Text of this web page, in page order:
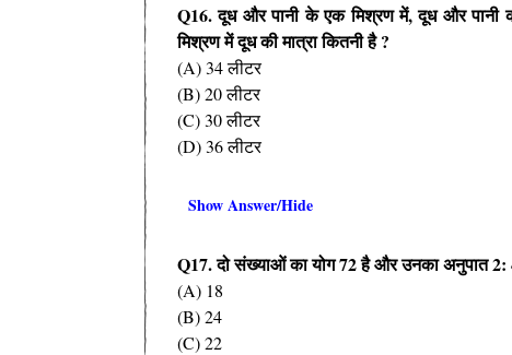
Q16.दूध और पानी के एक मिश्रण में,दूध और पानी
मिश्रण में दूध की मात्राकितनी है?
(A) 34 लीटर
(B) 20 लीटर
(C) 30 लीटर
(D) 36 लीटर
Show Answer/Hide
Q17.दो संख्याओं का योग72है और उनका अनुपात2:
(A) 18
(B) 24
(C) 22